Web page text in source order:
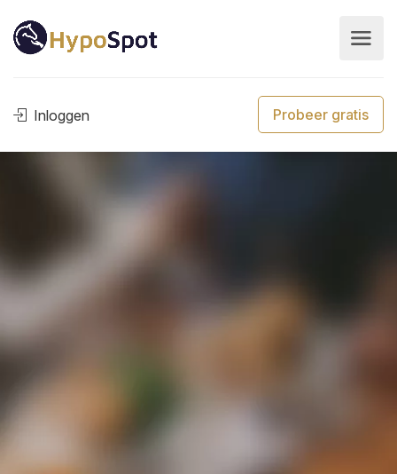
Inloggen Probeer gratis